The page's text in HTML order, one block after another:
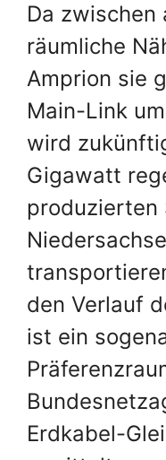
Da zwischen
räumliche
Amprion sie
Main-Link
wird
Gigawatt
produzierten
den Verlauf
ist ein
Erdkabel-